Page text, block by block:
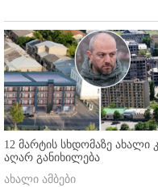
12 მარტის სხდომაზე ახალი
აღარ განიხილება
ახალი ამბები